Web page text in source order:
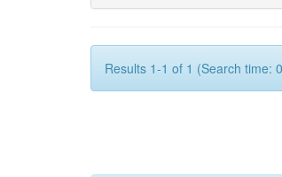
Results 1-1 of 1 (Search time: